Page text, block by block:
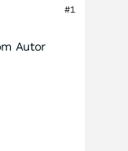
#1
Autor